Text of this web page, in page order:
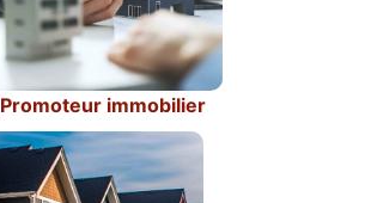
Promoteur immobilier